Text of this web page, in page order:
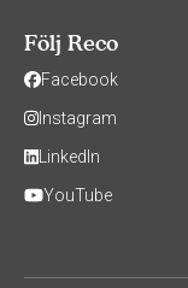
Följ Reco
Facebook
Instagram
LinkedIn
YouTube